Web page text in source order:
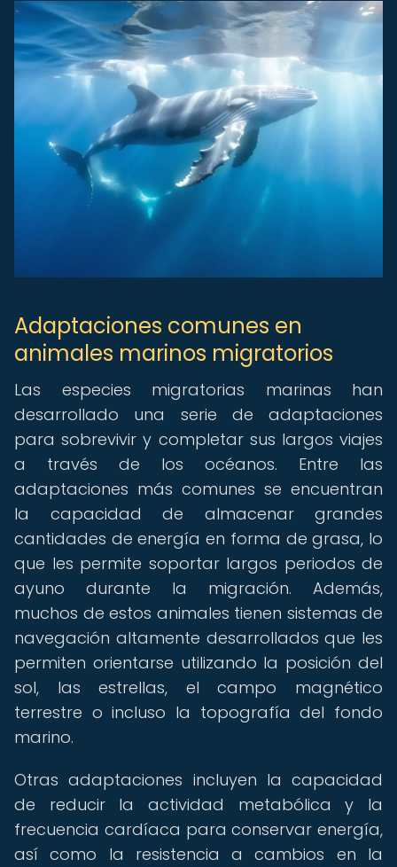
Adaptaciones comunes en
animales marinos migratorios
Las especies migratorias marinas han
desarrollado una serie de adaptaciones
para sobrevivir y completar sus largos viajes
a través de los océanos. Entre las
adaptaciones más comunes se encuentran
la capacidad de almacenar grandes
cantidades de energía en forma de grasa, lo
que les permite soportar largos periodos de
ayuno durante la migración. Además,
muchos de estos animales tienen sistemas de
navegación altamente desarrollados que les
permiten orientarse utilizando la posición del
sol, las estrellas, el campo magnético
terrestre o incluso la topografía del fondo
marino.
Otras adaptaciones incluyen la capacidad
de reducir la actividad metabólica y la
frecuencia cardíaca para conservar energía,
así como la resistencia a cambios en la